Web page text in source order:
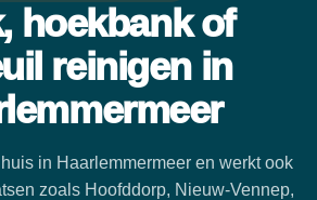
hoekbank of
reinigen in
in Haarlemmermeer en werkt ook
zoals Hoofddorp, Nieuw-Vennep,